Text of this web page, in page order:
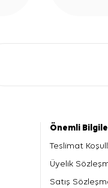
Önemli
Teslimat
Üyelik
Satış